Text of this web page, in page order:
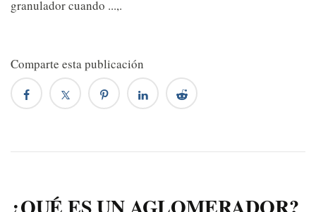
granulador cuando ...,.
Comparte esta publicación